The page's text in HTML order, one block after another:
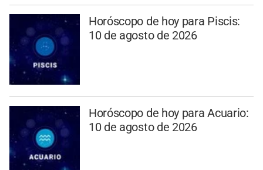
Horóscopo de hoy para Piscis:
10 de agosto de 2026
Horóscopo de hoy para Acuario:
10 de agosto de 2026